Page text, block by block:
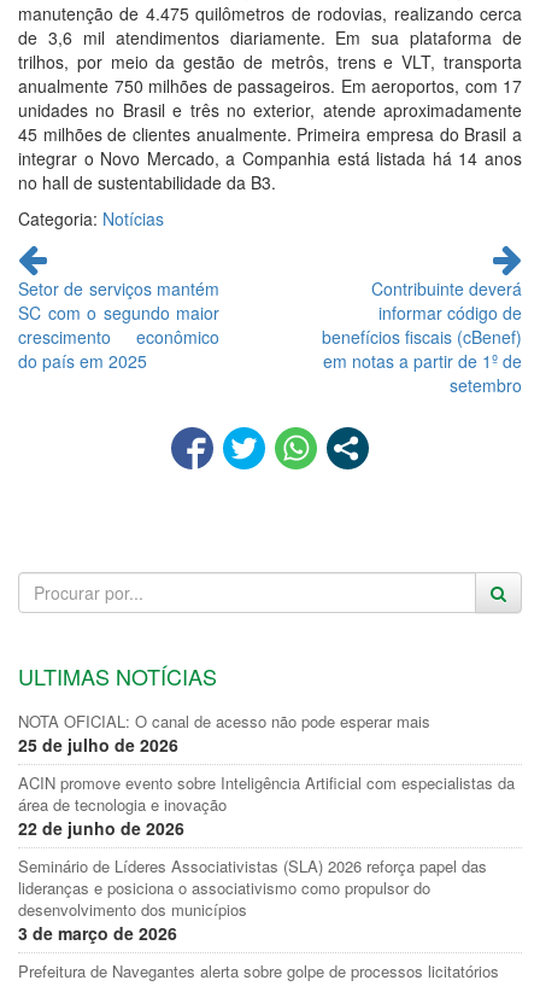
manutenção de 4.475 quilômetros de rodovias, realizando cerca
de 3,6 mil atendimentos diariamente. Em sua plataforma de
trilhos, por meio da gestão de metrôs, trens e VLT, transporta
anualmente 750 milhões de passageiros. Em aeroportos, com 17
unidades no Brasil e três no exterior, atende aproximadamente
45 milhões de clientes anualmente. Primeira empresa do Brasil a
integrar o Novo Mercado, a Companhia está listada há 14 anos
no hall de sustentabilidade da B3.
Categoria: Notícias
Continue
lendo
Setor de serviços mantém
SC com o segundo maior
crescimento econômico
do país em 2025
Contribuinte deverá
informar código de
benefícios fiscais (cBenef)
em notas a partir de 1º de
setembro
ULTIMAS NOTÍCIAS
NOTA OFICIAL: O canal de acesso não pode esperar mais
25 de julho de 2026
ACIN promove evento sobre Inteligência Artificial com especialistas da
área de tecnologia e inovação
22 de junho de 2026
Seminário de Líderes Associativistas (SLA) 2026 reforça papel das
lideranças e posiciona o associativismo como propulsor do
desenvolvimento dos municípios
3 de março de 2026
Prefeitura de Navegantes alerta sobre golpe de processos licitatórios